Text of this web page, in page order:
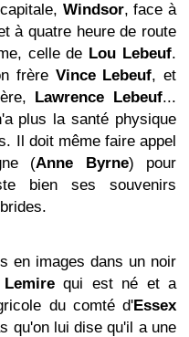
Windsor, face à
à quatre heure de route
celle de Lou Lebeuf.
frère Vince Lebeuf, et
Lawrence Lebeuf...
plus la santé physique
Il doit même faire appel
(Anne Byrne) pour
bien ses souvenirs
en images dans un noir
qui est né et a
du comté d'Essex
qu'on lui dise qu'il a une